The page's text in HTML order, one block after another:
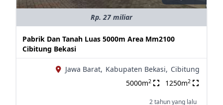
Rp. 27 miliar
Pabrik Dan Tanah Luas 5000m Area Mm2100
Cibitung Bekasi
Jawa Barat, Kabupaten Bekasi, Cibitung
5000m2 1250m2
2 tahun yang lalu